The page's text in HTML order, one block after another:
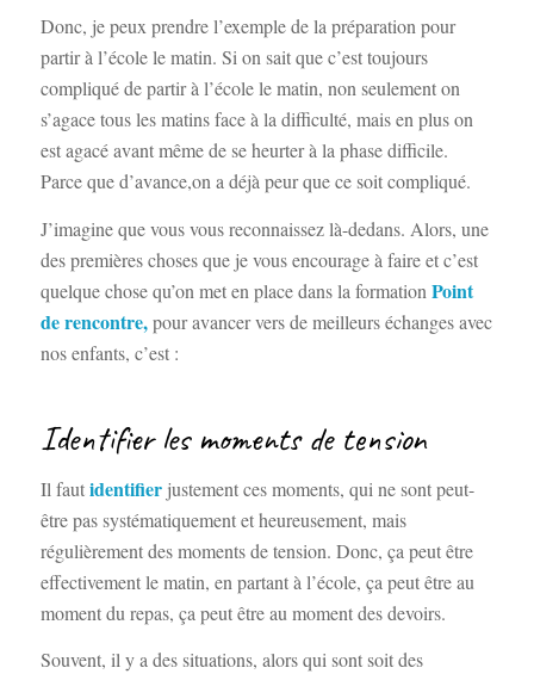
Donc, je peux prendre l’exemple de la préparation pour
partir à l’école le matin. Si on sait que c’est toujours
compliqué de partir à l’école le matin, non seulement on
s’agace tous les matins face à la difficulté, mais en plus on
est agacé avant même de se heurter à la phase difficile.
Parce que d’avance,on a déjà peur que ce soit compliqué.
J’imagine que vous vous reconnaissez là-dedans. Alors, une
des premières choses que je vous encourage à faire et c’est
quelque chose qu’on met en place dans la formation Point
de rencontre,pour avancer vers de meilleurs échanges avec
nos enfants, c’est :
Identifier les moments de tension
Il fautidentifierjustement ces moments, qui ne sont peut-
être pas systématiquement et heureusement, mais
régulièrement des moments de tension. Donc, ça peut être
effectivement le matin, en partant à l’école, ça peut être au
moment du repas, ça peut être au moment des devoirs.
Souvent, il y a des situations, alors qui sont soit des